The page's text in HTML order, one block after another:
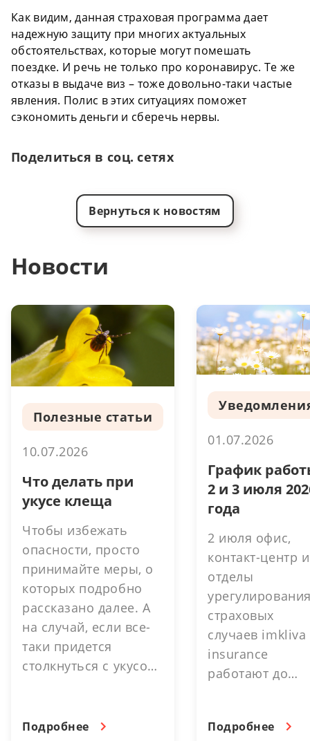
Как видим, данная страховая программа дает
надежную защиту при многих актуальных
обстоятельствах, которые могут помешать
поездке. И речь не только про коронавирус. Те же
отказы в выдаче виз – тоже довольно-таки частые
явления. Полис в этих ситуациях поможет
сэкономить деньги и сберечь нервы.
Поделиться в соц. сетях
Вернуться к новостям
Новости
Полезные статьи
10.07.2026
Что делать при
укусе клеща
Чтобы избежать
опасности, просто
принимайте меры, о
которых подробно
рассказано далее. А
на случай, если все-
таки придется
столкнуться с укусом,
упростить процесс. В
Подробнее
01.07.2026
График
2 и 3 июля
года
2 июля офис,
контакт-центр и
отделы
страховых
случаев imkliva
insurance
работают до
выходной день.
Подробнее